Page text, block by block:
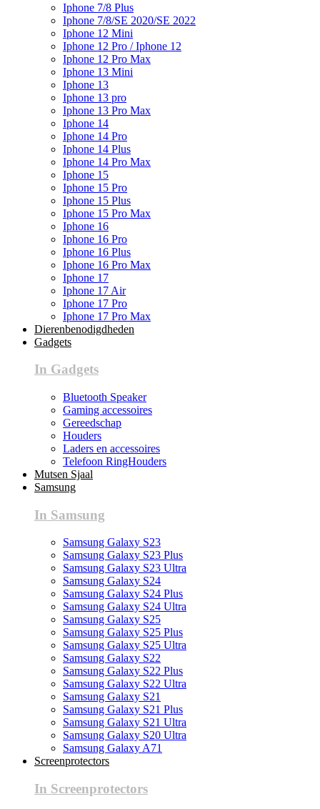
Iphone 7/8 Plus
Iphone 7/8/SE 2020/SE 2022
Iphone 12 Mini
Iphone 12 Pro / Iphone 12
Iphone 12 Pro Max
Iphone 13 Mini
Iphone 13
Iphone 13 pro
Iphone 13 Pro Max
Iphone 14
Iphone 14 Pro
Iphone 14 Plus
Iphone 14 Pro Max
Iphone 15
Iphone 15 Pro
Iphone 15 Plus
Iphone 15 Pro Max
Iphone 16
Iphone 16 Pro
Iphone 16 Plus
Iphone 16 Pro Max
Iphone 17
Iphone 17 Air
Iphone 17 Pro
Iphone 17 Pro Max
Dierenbenodigdheden
Gadgets
In Gadgets
Bluetooth Speaker
Gaming accessoires
Gereedschap
Houders
Laders en accessoires
Telefoon RingHouders
Mutsen Sjaal
Samsung
In Samsung
Samsung Galaxy S23
Samsung Galaxy S23 Plus
Samsung Galaxy S23 Ultra
Samsung Galaxy S24
Samsung Galaxy S24 Plus
Samsung Galaxy S24 Ultra
Samsung Galaxy S25
Samsung Galaxy S25 Plus
Samsung Galaxy S25 Ultra
Samsung Galaxy S22
Samsung Galaxy S22 Plus
Samsung Galaxy S22 Ultra
Samsung Galaxy S21
Samsung Galaxy S21 Plus
Samsung Galaxy S21 Ultra
Samsung Galaxy S20 Ultra
Samsung Galaxy A71
Screenprotectors
In Screenprotectors